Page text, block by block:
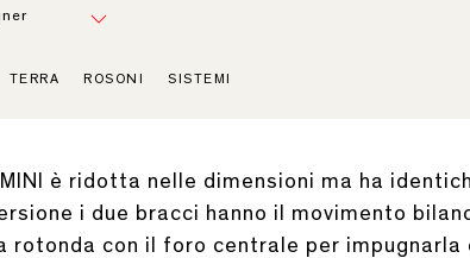
TERRA ROSONI SISTEMI
è ridotta nelle dimensioni ma ha
i due bracci hanno il movimento
con il foro centrale per